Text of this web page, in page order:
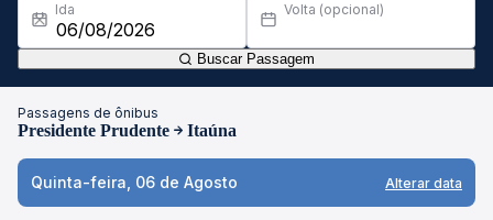
Ida Volta (opcional)
Buscar Passagem
Passagens de ônibus
Presidente Prudente Itaúna
Quinta-feira, 06 de Agosto Alterar data